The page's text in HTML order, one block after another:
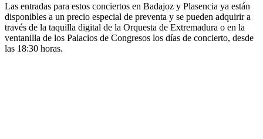
Las entradas para estos conciertos en Badajoz y Plasencia ya están
disponibles a un precio especial de preventa y se pueden adquirir a
través de la taquilla digital de la Orquesta de Extremadura o en la
ventanilla de los Palacios de Congresos los días de concierto, desde
las 18:30 horas.